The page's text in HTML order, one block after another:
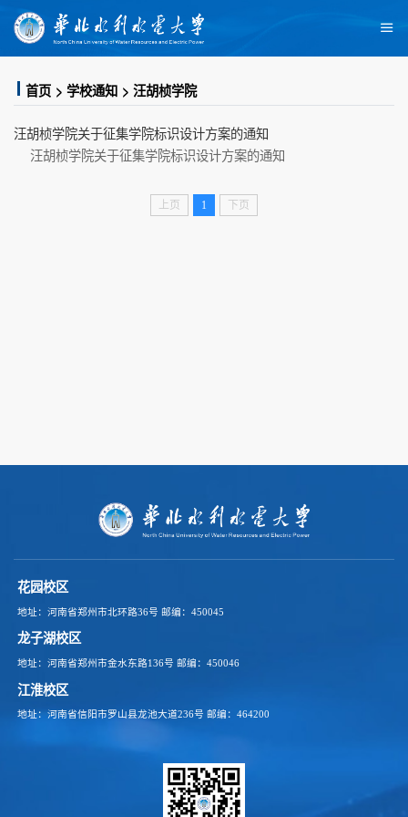
首页 学校通知 汪胡桢学院
汪胡桢学院关于征集学院标识设计方案的通知
汪胡桢学院关于征集学院标识设计方案的通知
上页 1 下页
花园校区
地址：河南省郑州市北环路36号 邮编：450045
龙子湖校区
地址：河南省郑州市金水东路136号 邮编：450046
江淮校区
地址：河南省信阳市罗山县龙池大道236号 邮编：464200